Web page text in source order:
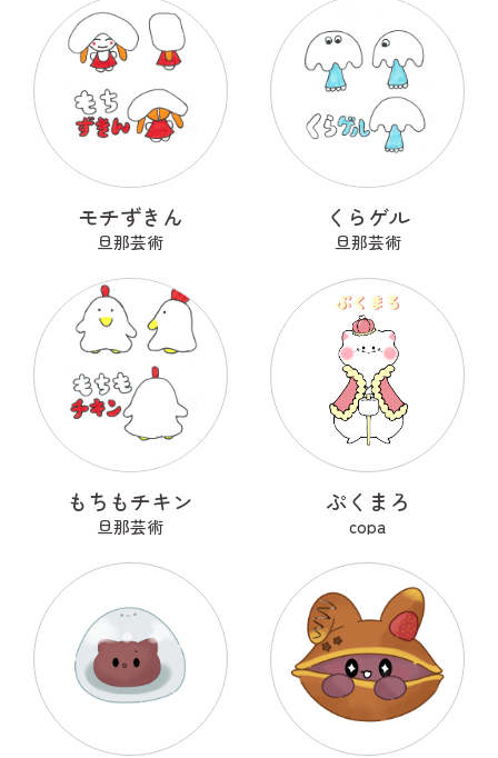
モチずきん
旦那芸術
くらゲル
旦那芸術
もちもチキン
旦那芸術
ぷくまろ
copa